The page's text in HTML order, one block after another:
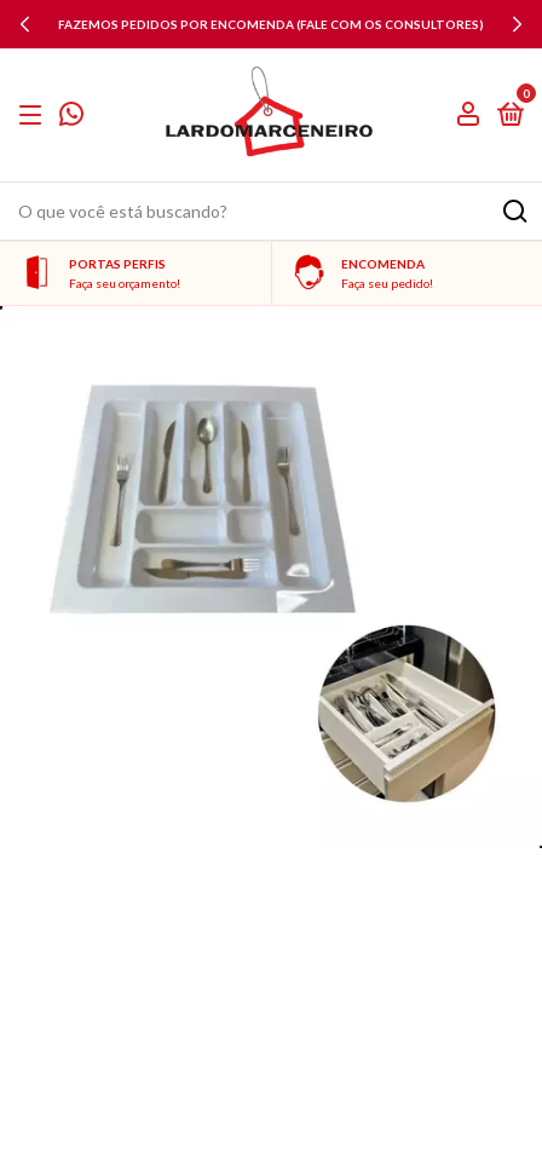
FAZEMOS PEDIDOS POR ENCOMENDA (FALE COM OS CONSULTORES)
0
PORTAS PERFIS
Faça seu orçamento!
ENCOMENDA
Faça seu pedido!